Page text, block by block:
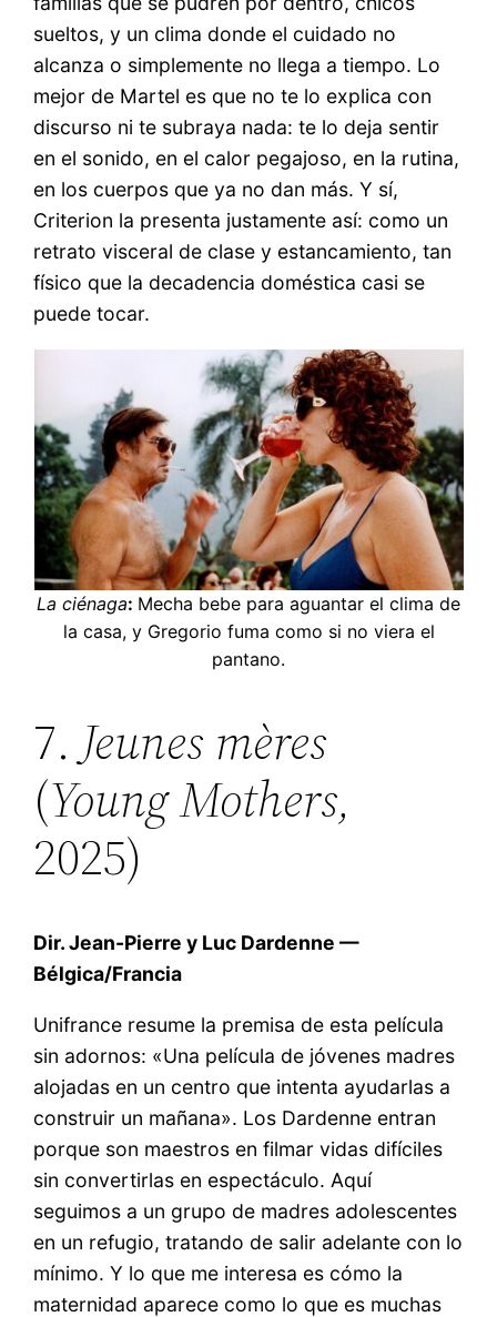
sueltos, y un clima donde el cuidado no
alcanza o simplemente no llega a tiempo. Lo
mejor de Martel es que no te lo explica con
discurso ni te subraya nada: te lo deja sentir
en el sonido, en el calor pegajoso, en la rutina,
en los cuerpos que ya no dan más. Y sí,
Criterion la presenta justamente así: como un
retrato visceral de clase y estancamiento, tan
físico que la decadencia doméstica casi se
puede tocar.
La ciénaga: Mecha bebe para aguantar el clima de
la casa, y Gregorio fuma como si no viera el
pantano.
7.Jeunes mères
(Young Mothers,
2025)
Dir. Jean-Pierre y Luc Dardenne —
Bélgica/Francia
Unifrance resume la premisa de esta película
sin adornos: «Una película de jóvenes madres
alojadas en un centro que intenta ayudarlas a
construir un mañana». Los Dardenne entran
porque son maestros en filmar vidas difíciles
sin convertirlas en espectáculo. Aquí
seguimos a un grupo de madres adolescentes
en un refugio, tratando de salir adelante con lo
mínimo. Y lo que me interesa es cómo la
maternidad aparece como lo que es muchas